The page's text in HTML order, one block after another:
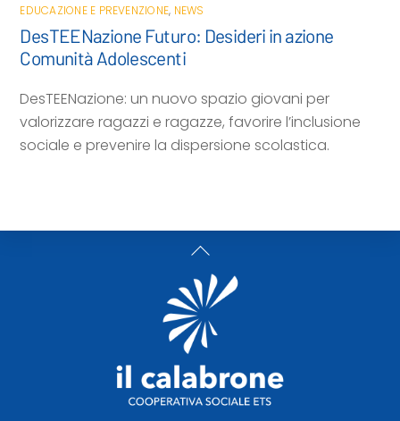
EDUCAZIONE E PREVENZIONE, NEWS
DesTEENazione Futuro: Desideri in azione
Comunità Adolescenti
DesTEENazione: un nuovo spazio giovani per
valorizzare ragazzi e ragazze, favorire l’inclusione
sociale e prevenire la dispersione scolastica.
Back
To
Top